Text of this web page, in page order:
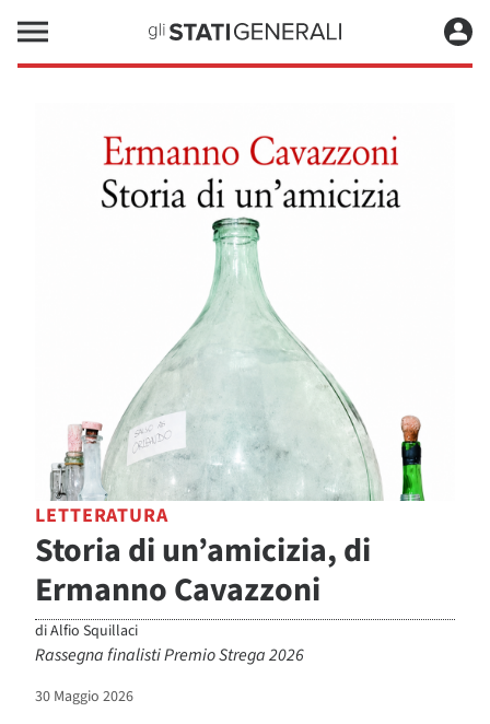
LETTERATURA
Storia di un’amicizia, di
Ermanno Cavazzoni
diAlfio Squillaci
Rassegna finalisti Premio Strega 2026
30 Maggio 2026